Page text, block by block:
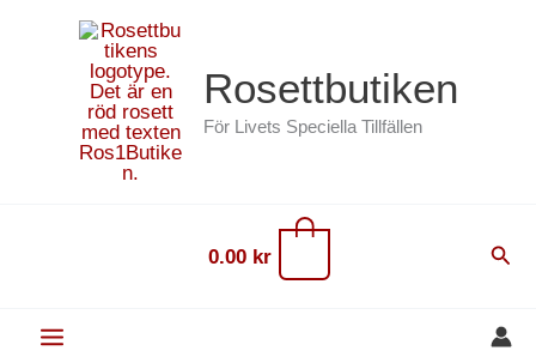
Rosettbutiken
För Livets Speciella Tillfällen
0.00 kr Sök